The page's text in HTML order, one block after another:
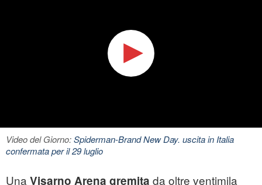
Video del Giorno:Spiderman-Brand New Day. uscita in Italia
confermata per il 29 luglio
Una Visarno Arena gremita da oltre ventimila